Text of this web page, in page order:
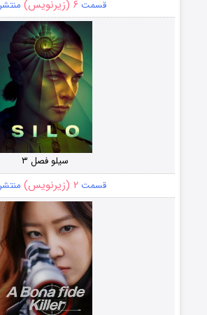
قسمت ۶ (زیرنویس)
سیلو فصل ۳
قسمت ۲ (زیرنویس)